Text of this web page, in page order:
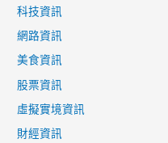
科技資訊
網路資訊
美食資訊
股票資訊
虛擬實境資訊
財經資訊